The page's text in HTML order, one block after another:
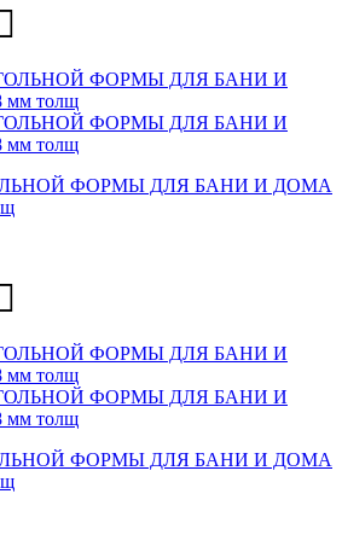
ФОРМЫ ДЛЯ БАНИ И ДОМА
ФОРМЫ ДЛЯ БАНИ И ДОМА